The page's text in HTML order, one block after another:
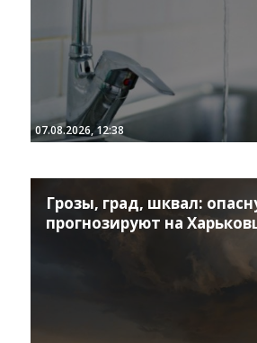
07.08.2026, 12:38
Грозы, град, шквал:
прогнозируют на